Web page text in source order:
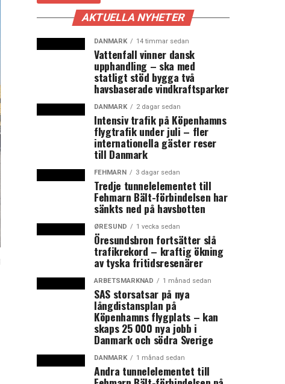
AKTUELLA NYHETER
DANMARK 14 timmar sedan
Vattenfall vinner dansk
upphandling – ska med
statligt stöd bygga två
havsbaserade vindkraftsparker
DANMARK 2 dagar sedan
Intensiv trafik på Köpenhamns
flygtrafik under juli – fler
internationella gäster reser
till Danmark
FEHMARN 3 dagar sedan
Tredje tunnelelementet till
Fehmarn Bält-förbindelsen har
sänkts ned på havsbotten
ØRESUND 1 vecka sedan
Öresundsbron fortsätter slå
trafikrekord – kraftig ökning
av tyska fritidsresenärer
ARBETSMARKNAD 1 månad sedan
SAS storsatsar på nya
långdistansplan på
Köpenhamns flygplats – kan
skaps 25 000 nya jobb i
Danmark och södra Sverige
DANMARK 1 månad sedan
Andra tunnelelementet till